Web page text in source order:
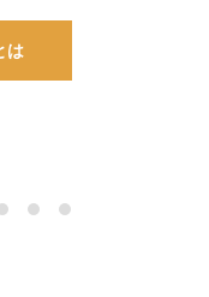
は